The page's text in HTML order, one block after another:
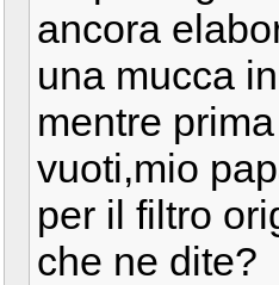
ancora
una mucca
mentre
vuoti,mio
per il filtro
che ne dite?